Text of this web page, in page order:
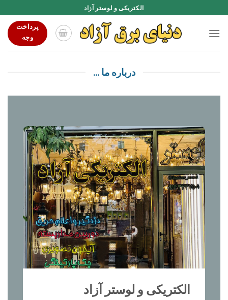
to
content
الکتریکی و لوستر آزاد
پرداخت
وجه
درباره ما ...
الکتریکی و لوستر آزاد